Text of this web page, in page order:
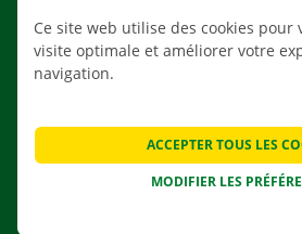
SOLUTIONS DE
CONTACTEZ
QUESTIONS
Ce site web utilise des cookies pour
visite optimale et améliorer votre
navigation.
MODIFIER LES
ACCEPTER TOUS LES